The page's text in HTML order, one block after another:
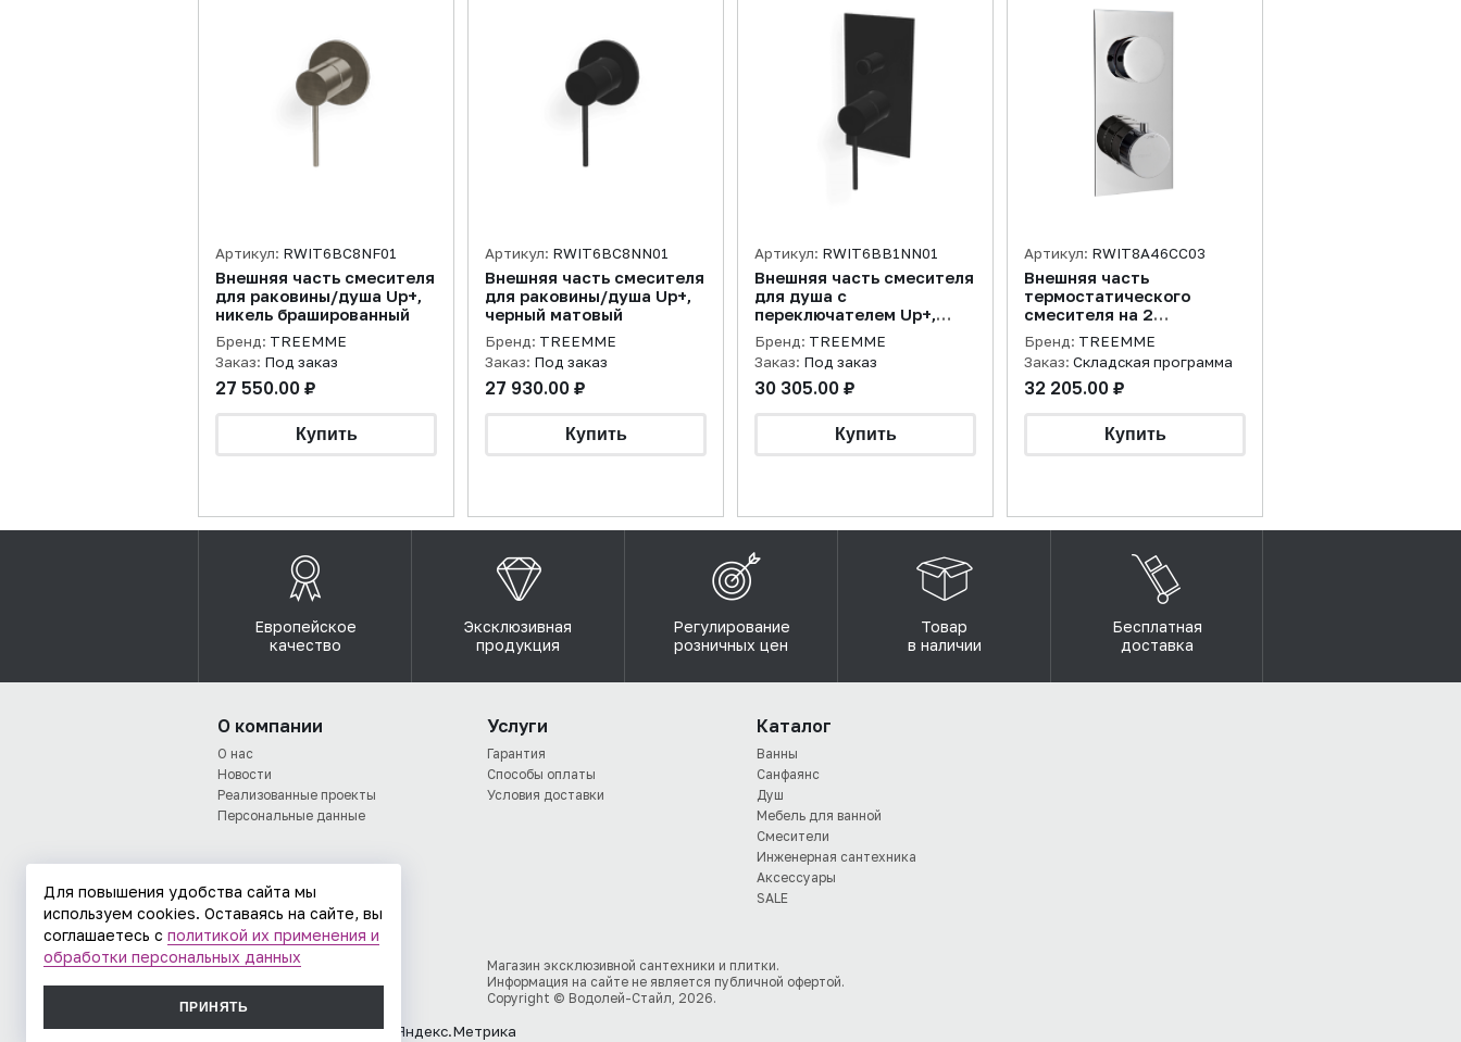
Артикул: RWIT6BC8NF01
Внешняя часть смесителя
для раковины/душа Up+,
никель брашированный
Бренд: TREEMME
Заказ: Под заказ
27 550.00 ₽
Артикул: RWIT6BC8NN01
Внешняя часть смесителя
для раковины/душа Up+,
черный матовый
Бренд: TREEMME
Заказ: Под заказ
27 930.00 ₽
Артикул: RWIT6BB1NN01
Внешняя часть смесителя
для душа с
переключателем Up+,
черный матовый
Бренд: TREEMME
Заказ: Под заказ
30 305.00 ₽
Артикул: RWIT8A46CC03
Внешняя часть
термостатического
смесителя на 2
потребителя, хром
Бренд: TREEMME
Заказ: Складская программа
32 205.00 ₽
Европейское
качество
Эксклюзивная
продукция
Регулирование
розничных цен
Товар
в наличии
Бесплатная
доставка
О компании
О нас
Новости
Реализованные проекты
Персональные данные
Услуги
Гарантия
Способы оплаты
Условия доставки
Каталог
Ванны
Санфаянс
Душ
Мебель для ванной
Смесители
Инженерная сантехника
Аксессуары
SALE
Магазин эксклюзивной сантехники и плитки.
Информация на сайте не является публичной офертой.
Copyright © Водолей-Стайл, 2026.
Для повышения удобства сайта мы
используем cookies. Оставаясь на сайте, вы
соглашаетесь с политикой их применения и
обработки персональных данных
ПРИНЯТЬ